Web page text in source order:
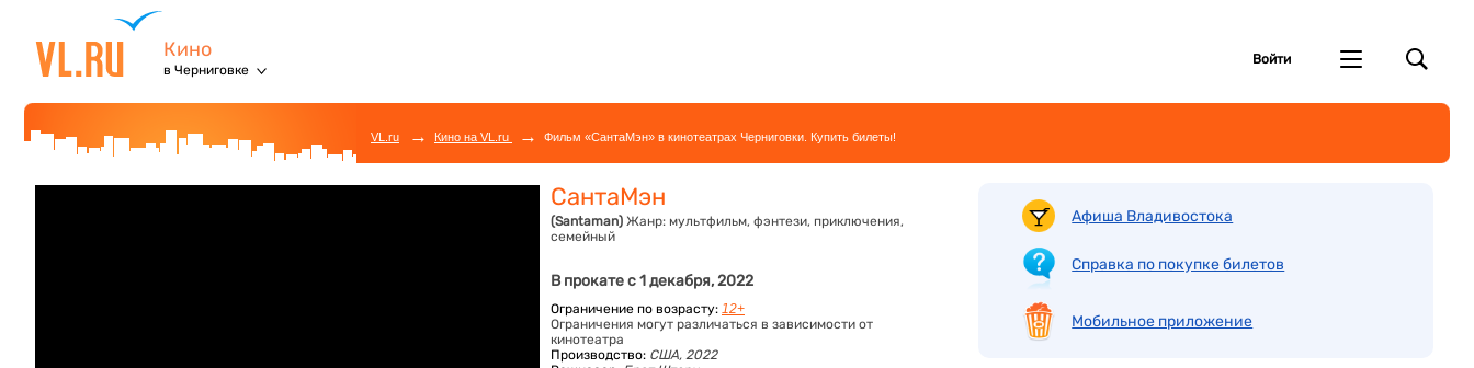
Кино
в Черниговке
Войти
VL.ru → Кино на VL.ru → Фильм «СантаМэн» в кинотеатрах Черниговки. Купить билеты!
СантаМэн
(Santaman) Жанр: мультфильм, фэнтези, приключения,
семейный
В прокате с 1 декабря, 2022
Ограничение по возрасту: 12+
Ограничения могут различаться в зависимости от
кинотеатра
Производство: США, 2022
Афиша Владивостока
Справка по покупке билетов
Мобильное приложение